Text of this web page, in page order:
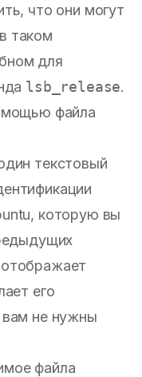
что они могут
таком
для
lsb_release.
файла
текстовый
которую вы
его
вам не нужны
файла